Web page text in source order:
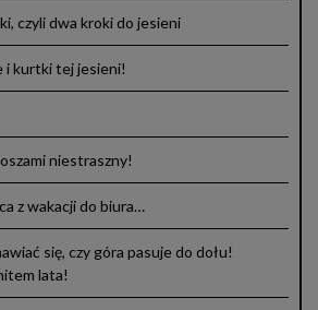
czyli dwa kroki do jesieni
i kurtki tej jesieni!
niestraszny!
z wakacji do biura…
się, czy góra pasuje do dołu!
lata!